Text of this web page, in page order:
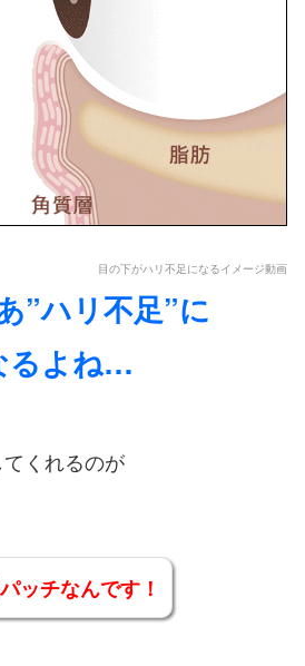
目の下がハリ不足になるイメージ動画
”ハリ不足”に
るよね…
くれるのが
ッチなんです！